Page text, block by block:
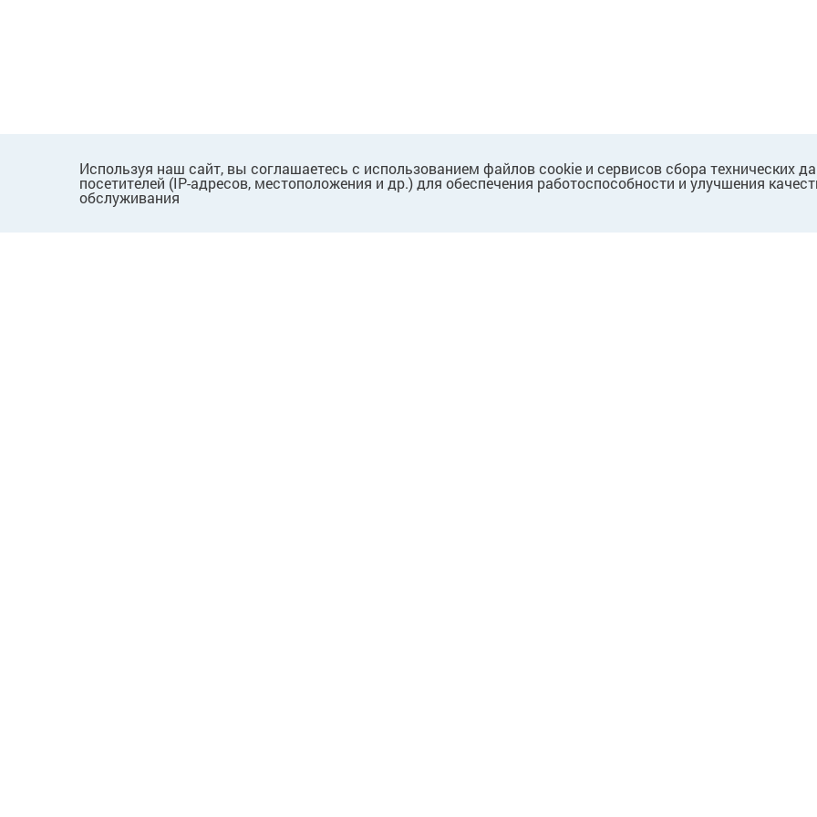
Используя наш сайт, вы соглашаетесь с использованием файлов cookie и сервисов сбора технических
посетителей (IP-адресов, местоположения и др.) для обеспечения работоспособности и улучшения
обслуживания